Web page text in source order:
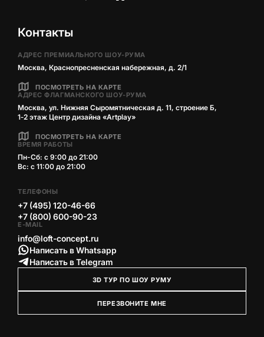
Контакты
АДРЕС ПРЕМИАЛЬНОГО ШОУ-РУМА
Москва, Краснопресненская набережная, д. 2/1
ПОСМОТРЕТЬ НА КАРТЕ
АДРЕС ФЛАГМАНСКОГО ШОУ-РУМА
Москва, ул. Нижняя Сыромятническая д. 11, строение Б,
1‑2 этаж Центр дизайна «Artplay»
ПОСМОТРЕТЬ НА КАРТЕ
ВРЕМЯ РАБОТЫ
Пн-Сб: с 9:00 до 21:00
Вс: с 11:00 до 21:00
ТЕЛЕФОНЫ
+7 (495) 120-46-66
+7 (800) 600-90-23
E-MAIL
info@loft-concept.ru
Написать в Whatsapp
Написать в Telegram
3D ТУР ПО ШОУ РУМУ
ПЕРЕЗВОНИТЕ МНЕ